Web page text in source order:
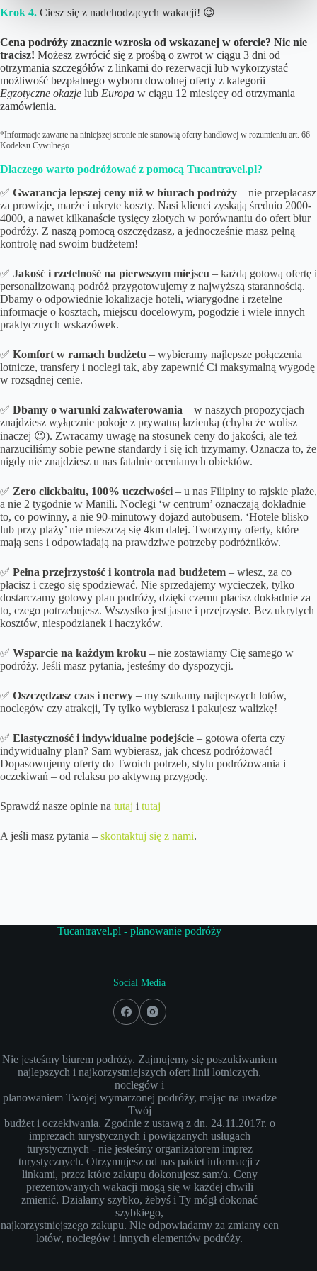
Krok 4. Ciesz się z nadchodzących wakacji! 😉
Cena podróży znacznie wzrosła od wskazanej w ofercie? Nic nie
tracisz! Możesz zwrócić się z prośbą o zwrot w ciągu 3 dni od
otrzymania szczegółów z linkami do rezerwacji lub wykorzystać
możliwość bezpłatnego wyboru dowolnej oferty z kategorii
Egzotyczne okazje lub Europa w ciągu 12 miesięcy od otrzymania
zamówienia.
*Informacje zawarte na niniejszej stronie nie stanowią oferty handlowej w rozumieniu art. 66
Kodeksu Cywilnego.
Dlaczego warto podróżować z pomocą Tucantravel.pl?
✅ Gwarancja lepszej ceny niż w biurach podróży – nie przepłacasz
za prowizje, marże i ukryte koszty. Nasi klienci zyskają średnio 2000-
4000, a nawet kilkanaście tysięcy złotych w porównaniu do ofert biur
podróży. Z naszą pomocą oszczędzasz, a jednocześnie masz pełną
kontrolę nad swoim budżetem!
✅ Jakość i rzetelność na pierwszym miejscu – każdą gotową ofertę i
personalizowaną podróż przygotowujemy z najwyższą starannością.
Dbamy o odpowiednie lokalizacje hoteli, wiarygodne i rzetelne
informacje o kosztach, miejscu docelowym, pogodzie i wiele innych
praktycznych wskazówek.
✅ Komfort w ramach budżetu – wybieramy najlepsze połączenia
lotnicze, transfery i noclegi tak, aby zapewnić Ci maksymalną wygodę
w rozsądnej cenie.
✅ Dbamy o warunki zakwaterowania – w naszych propozycjach
znajdziesz wyłącznie pokoje z prywatną łazienką (chyba że wolisz
inaczej 😉). Zwracamy uwagę na stosunek ceny do jakości, ale też
narzuciliśmy sobie pewne standardy i się ich trzymamy. Oznacza to, że
nigdy nie znajdziesz u nas fatalnie ocenianych obiektów.
✅ Zero clickbaitu, 100% uczciwości – u nas Filipiny to rajskie plaże,
a nie 2 tygodnie w Manili. Noclegi ‘w centrum’ oznaczają dokładnie
to, co powinny, a nie 90-minutowy dojazd autobusem. ‘Hotele blisko
lub przy plaży’ nie mieszczą się 4km dalej. Tworzymy oferty, które
mają sens i odpowiadają na prawdziwe potrzeby podróżników.
✅ Pełna przejrzystość i kontrola nad budżetem – wiesz, za co
płacisz i czego się spodziewać. Nie sprzedajemy wycieczek, tylko
dostarczamy gotowy plan podróży, dzięki czemu płacisz dokładnie za
to, czego potrzebujesz. Wszystko jest jasne i przejrzyste. Bez ukrytych
kosztów, niespodzianek i haczyków.
✅ Wsparcie na każdym kroku – nie zostawiamy Cię samego w
podróży. Jeśli masz pytania, jesteśmy do dyspozycji.
✅ Oszczędzasz czas i nerwy – my szukamy najlepszych lotów,
noclegów czy atrakcji, Ty tylko wybierasz i pakujesz walizkę!
✅ Elastyczność i indywidualne podejście – gotowa oferta czy
indywidualny plan? Sam wybierasz, jak chcesz podróżować!
Dopasowujemy oferty do Twoich potrzeb, stylu podróżowania i
oczekiwań – od relaksu po aktywną przygodę.
Sprawdź nasze opinie na tutaj i tutaj
A jeśli masz pytania – skontaktuj się z nami.
Tucantravel.pl - planowanie podróży
Social Media
Nie jesteśmy biurem podróży. Zajmujemy się poszukiwaniem
najlepszych i najkorzystniejszych ofert linii lotniczych,
noclegów i
planowaniem Twojej wymarzonej podróży, mając na uwadze
Twój
budżet i oczekiwania. Zgodnie z ustawą z dn. 24.11.2017r. o
imprezach turystycznych i powiązanych usługach
turystycznych - nie jesteśmy organizatorem imprez
turystycznych. Otrzymujesz od nas pakiet informacji z
linkami, przez które zakupu dokonujesz sam/a. Ceny
prezentowanych wakacji mogą się w każdej chwili
zmienić. Działamy szybko, żebyś i Ty mógł dokonać
szybkiego,
najkorzystniejszego zakupu. Nie odpowiadamy za zmiany cen
lotów, noclegów i innych elementów podróży.